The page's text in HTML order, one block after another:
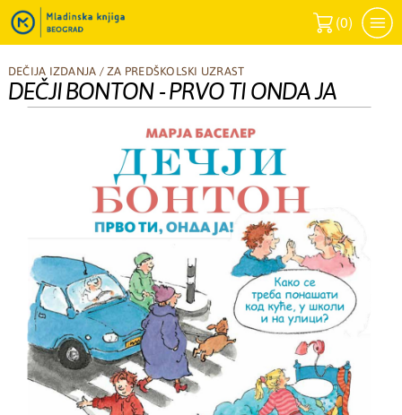
(0)
DEČIJA IZDANJA /ZA PREDŠKOLSKI UZRAST
DEČJI BONTON - PRVO TI ONDA JA